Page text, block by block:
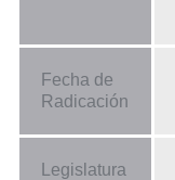
Fecha de
Radicación
Legislatura